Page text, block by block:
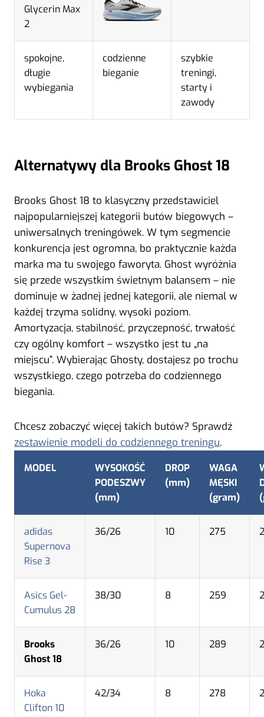
spokojne,
długie
wybiegania
codzienne
bieganie
szybkie
treningi,
starty i
zawody
Alternatywy dla Brooks Ghost 18
Brooks Ghost 18 to klasyczny przedstawiciel
najpopularniejszej kategorii butów biegowych –
uniwersalnych treningówek. W tym segmencie
konkurencja jest ogromna, bo praktycznie każda
marka ma tu swojego faworyta. Ghost wyróżnia
się przede wszystkim świetnym balansem – nie
dominuje w żadnej jednej kategorii, ale niemal w
każdej trzyma solidny, wysoki poziom.
Amortyzacja, stabilność, przyczepność, trwałość
czy ogólny komfort – wszystko jest tu „na
miejscu”. Wybierając Ghosty, dostajesz po trochu
wszystkiego, czego potrzeba do codziennego
biegania.
Chcesz zobaczyć więcej takich butów? Sprawdź
zestawienie modeli do codziennego treningu.
MODEL
WYSOKOŚĆ
PODESZWY
(mm)
DROP
(mm)
WAGA
MĘSKI
(gram)
adidas
Supernova
Rise 3
36/26 10 275
Asics Gel-
Cumulus 28
38/30 8 259
Brooks
Ghost 18
36/26 10 289
Hoka
Clifton 10
42/34 8 278